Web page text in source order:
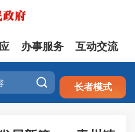
注册 登录
办事服务 互动交流
 长者模式